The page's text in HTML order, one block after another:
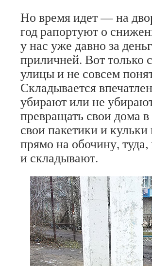
Но время идет — на
год рапортуют о
у нас уже давно за
приличней. Вот только
улицы и не совсем
Складывается
убирают или не
превращать свои дома
свои пакетики и
прямо на обочину,
и складывают.